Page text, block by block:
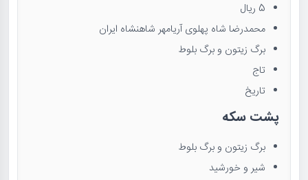
5 ریال
محمدرضا شاه پهلوی آریامهر شاهنشاه ایران
برگ زیتون و برگ بلوط
تاج
تاریخ
پشت سکه
برگ زیتون و برگ بلوط
شیر و خورشید